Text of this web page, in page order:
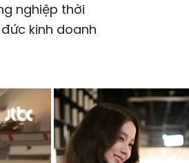
nghiệp thời
kinh doanh